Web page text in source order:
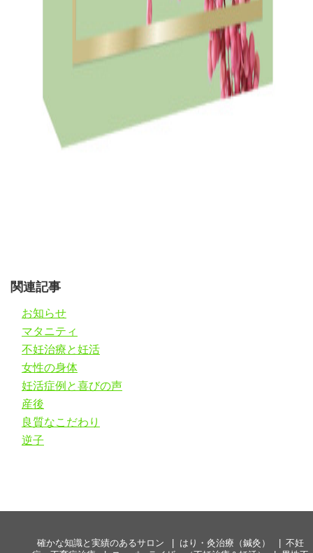
関連記事
お知らせ
マタニティ
不妊治療と妊活
女性の身体
妊活症例と喜びの声
産後
良質なこだわり
逆子
確かな知識と実績のあるサロン はり・灸治療（鍼灸）
不妊